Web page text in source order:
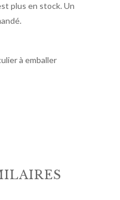
plus en stock. Un
à emballer